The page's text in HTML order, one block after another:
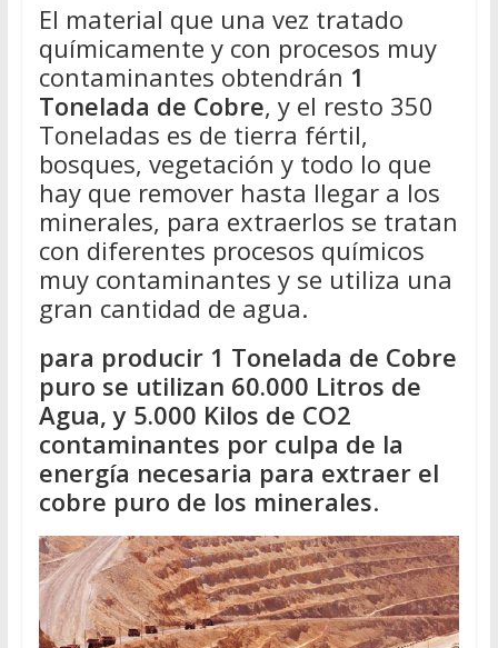
El material que una vez tratado
químicamente y con procesos muy
contaminantes obtendrán 1
Tonelada de Cobre, y el resto 350
Toneladas es de tierra fértil,
bosques, vegetación y todo lo que
hay que remover hasta llegar a los
minerales, para extraerlos se tratan
con diferentes procesos químicos
muy contaminantes y se utiliza una
gran cantidad de agua.
para producir 1 Tonelada de Cobre
puro se utilizan 60.000 Litros de
Agua, y 5.000 Kilos de CO2
contaminantes por culpa de la
energía necesaria para extraer el
cobre puro de los minerales.